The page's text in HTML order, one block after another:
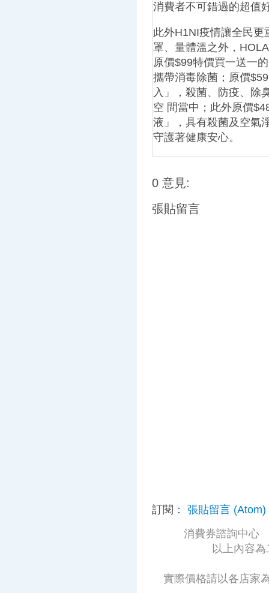
消費者不可錯過的超值
此外H1NI疫情讓全民
罩、量體溫之外，
原價$99特價買一送一
攜帶消毒除菌；原價
入」，殺菌、防疫、除
空 間當中；此外原價
液」，具有殺菌及空氣
守護著健康安心。
0 意見:
張貼留言
訂閱： 張貼留言 (Atom)
消費券諮詢中心
以上內容
實際價格請以各店家